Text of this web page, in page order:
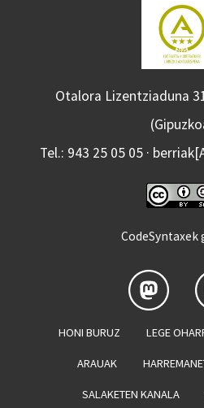
Otalora Lizentziaduna
Tel.: 943 25 05 05 ·
CodeSyntaxek
HONI BURUZ LEGE
ARAUAK
SALAKETEN KANALA